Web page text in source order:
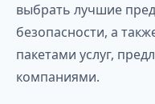
выбрать лучшие
безопасности, а
пакетами услуг,
компаниями.